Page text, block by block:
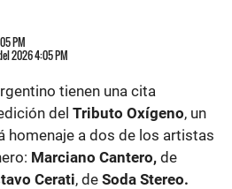
PM
2026 4:05 PM
tienen una cita
del Tributo Oxígeno, un
homenaje a dos de los artistas
Marciano Cantero, de
Cerati, de Soda Stereo.